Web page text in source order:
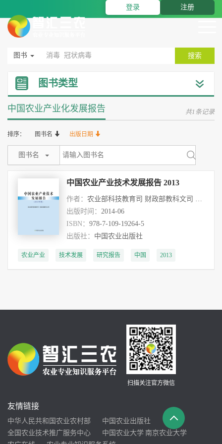
登录 注册
图书 搜索
图书类型
中国农业产业化发展报告 共1条记录
排序： 图书名 出版日期
图书名
中国农业产业技术发展报告 2013
作者： 农业部科技教育司 财政部教科文司 陈媖
出版时间： 2014-06
ISBN： 978-7-109-19264-5
出版社： 中国农业出版社
农业产业 技术发展 研究报告 中国 2013
扫描关注官方微信
友情链接
中华人民共和国农业农村部
中国农业出版社
全国农业技术推广服务中心
中国农业大学 南京农业大学